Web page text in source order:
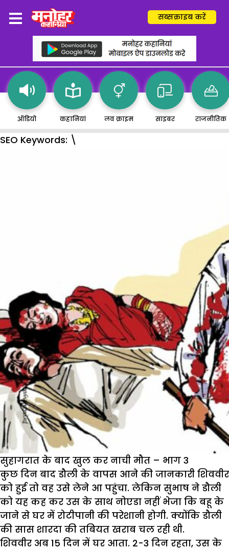
सब्सक्राइब करें
ऑडियो कहानियां लव क्राइम साइबर राजनीतिक
SEO Keywords: \
सुहागरात के बाद खुल कर नाची मौत – भाग 3
कुछ दिन बाद डौली के वापस आने की जानकारी शिववीर
को हुई तो वह उसे लेने आ पहुंचा. लेकिन सुभाष ने डौली
को यह कह कर उस के साथ नोएडा नहीं भेजा कि बहू के
जाने से घर में रोटीपानी की परेशानी होगी. क्योंकि डौली
की सास शारदा की तबियत खराब चल रही थी.
शिववीर अब 15 दिन में घर आता. 2-3 दिन रहता, उस के